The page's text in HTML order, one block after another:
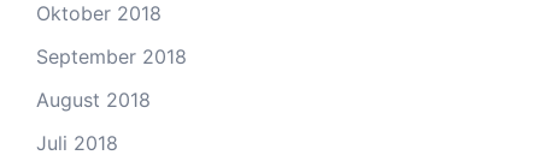
Oktober 2018
September 2018
August 2018
Juli 2018